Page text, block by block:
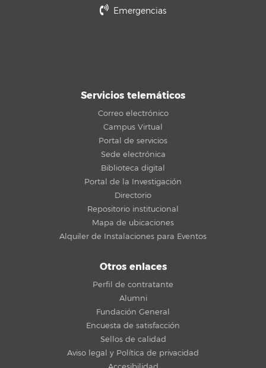
Emergencias
Servicios telemáticos
Correo electrónico
Campus Virtual
Portal de servicios
Sede electrónica
Biblioteca digital
Portal de la Investigación
Directorio
Repositorio institucional
Mapa de ubicaciones
Alquiler de Instalaciones para Eventos
Otros enlaces
Perfil de contratante
Alumni
Fundación General
Encuesta de satisfacción
Sellos de calidad
Aviso legal y Política de privacidad